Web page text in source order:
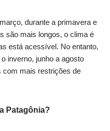
durante a primavera e
são mais longos, o clima é
está acessível. No entanto,
inverno, junho a agosto
mais restrições de
Patagônia?